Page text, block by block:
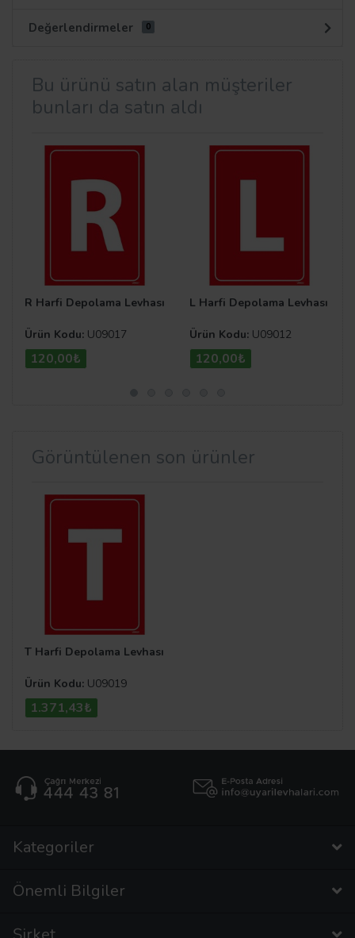
Değerlendirmeler 0
Bu ürünü satın alan müşteriler
bunları da satın aldı
R Harfi Depolama Levhası
Ürün Kodu: U09017
120,00₺
L Harfi Depolama Levhası
Ürün Kodu: U09012
120,00₺
Görüntülenen son ürünler
T Harfi Depolama Levhası
Ürün Kodu: U09019
1.371,43₺
Kategoriler
Önemli Bilgiler